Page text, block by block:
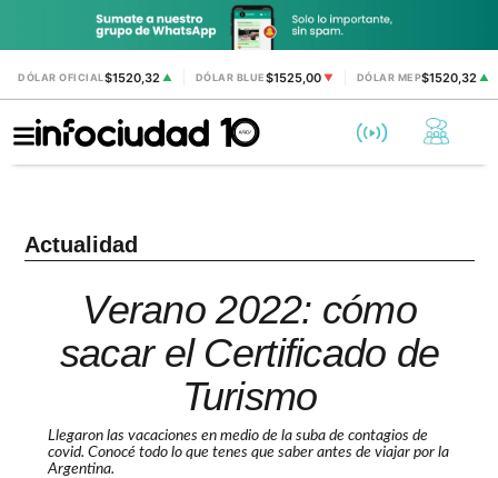
DÓLAR OFICIAL$1520,32 ▲ DÓLAR BLUE$1525,00 ▼ DÓLAR MEP$1520,32 ▲
Actualidad
Verano 2022: cómo
sacar el Certificado de
Turismo
Llegaron las vacaciones en medio de la suba de contagios de
covid. Conocé todo lo que tenes que saber antes de viajar por la
Argentina.